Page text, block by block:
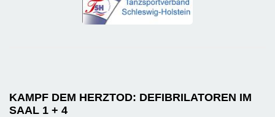
KAMPF DEM HERZTOD: DEFIBRILATOREN IM
SAAL 1 + 4